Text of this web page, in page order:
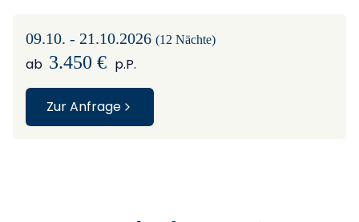
09.10. - 21.10.2026 (12 Nächte)
ab 3.450 € p.P.
Zur Anfrage